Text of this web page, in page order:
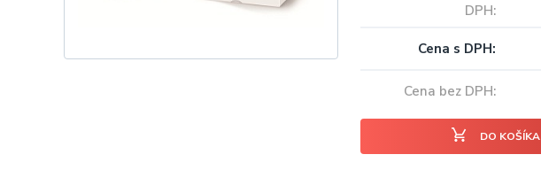
DPH
Cena s DPH
Cena bez DPH
DO KOŠÍKA